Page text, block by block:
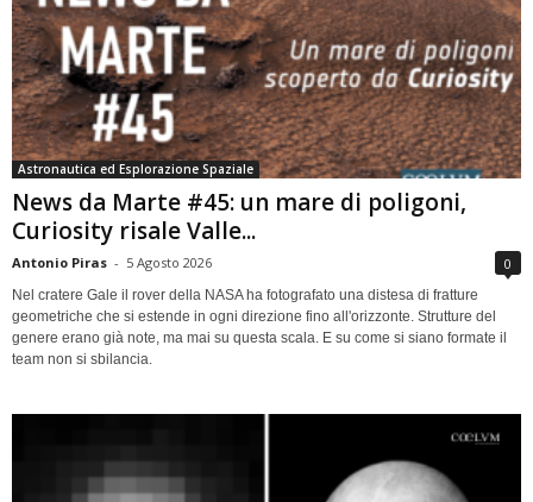
Astronautica ed Esplorazione Spaziale
News da Marte #45: un mare di poligoni,
Curiosity risale Valle...
Antonio Piras - 5 Agosto 2026 0
Nel cratere Gale il rover della NASA ha fotografato una distesa di fratture
geometriche che si estende in ogni direzione fino all'orizzonte. Strutture del
genere erano già note, ma mai su questa scala. E su come si siano formate il
team non si sbilancia.